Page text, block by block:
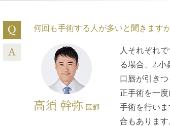
何回も手術する人が多いと聞きます
高須 幹弥 医師
人それぞれ
る場合、2.小
口唇が引き
正手術を一
手術を行い
合もありま